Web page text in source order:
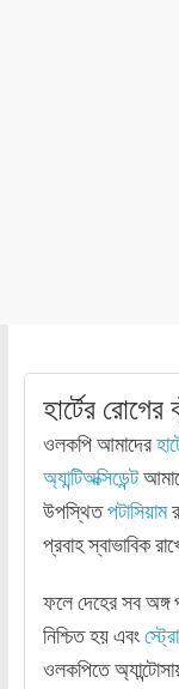
হার্টের
ওলকপি আমাদের
অ্যান্টিঅক্সিডেন্ট
উপস্থিতপটাসিয়াম
প্রবাহ স্বাভাবিক
ফলে দেহের সব অঙ্গ
নিশ্চিত হয় এবং
ওলকপিতে